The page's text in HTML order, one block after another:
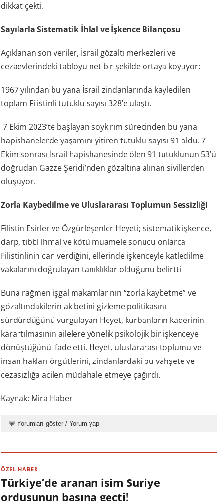
dikkat çekti.
Sayılarla Sistematik İhlal ve İşkence Bilançosu
Açıklanan son veriler, İsrail gözaltı merkezleri ve
cezaevlerindeki tabloyu net bir şekilde ortaya koyuyor:
1967 yılından bu yana İsrail zindanlarında kayledilen
toplam Filistinli tutuklu sayısı 328’e ulaştı.
7 Ekim 2023’te başlayan soykırım sürecinden bu yana
hapishanelerde yaşamını yitiren tutuklu sayısı 91 oldu. 7
Ekim sonrası İsrail hapishanesinde ölen 91 tutuklunun 53’ü
doğrudan Gazze Şeridi’nden gözaltına alınan sivillerden
oluşuyor.
Zorla Kaybedilme ve Uluslararası Toplumun Sessizliği
Filistin Esirler ve Özgürleşenler Heyeti; sistematik işkence,
darp, tıbbi ihmal ve kötü muamele sonucu onlarca
Filistinlinin can verdiğini, ellerinde işkenceyle katledilme
vakalarını doğrulayan tanıklıklar olduğunu belirtti.
Buna rağmen işgal makamlarının “zorla kaybetme” ve
gözaltındakilerin akıbetini gizleme politikasını
sürdürdüğünü vurgulayan Heyet, kurbanların kaderinin
karartılmasının ailelere yönelik psikolojik bir işkenceye
dönüştüğünü ifade etti. Heyet, uluslararası toplumu ve
insan hakları örgütlerini, zindanlardaki bu vahşete ve
cezasızlığa acilen müdahale etmeye çağırdı.
Kaynak: Mira Haber
💬 Yorumları göster / Yorum yap
ÖZEL HABER
Türkiye’de aranan isim Suriye
ordusunun başına geçti!